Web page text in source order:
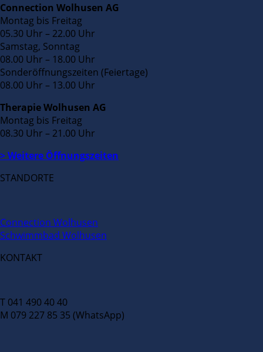
Connection Wolhusen AG
Montag bis Freitag
05.30 Uhr – 22.00 Uhr
Samstag, Sonntag
08.00 Uhr – 18.00 Uhr
Sonderöffnungszeiten (Feiertage)
08.00 Uhr – 13.00 Uhr
Therapie Wolhusen AG
Montag bis Freitag
08.30 Uhr – 21.00 Uhr
> Weitere Öffnungszeiten
STANDORTE
Connection Wolhusen
Schwimmbad Wolhusen
KONTAKT
T 041 490 40 40
M 079 227 85 35 (WhatsApp)